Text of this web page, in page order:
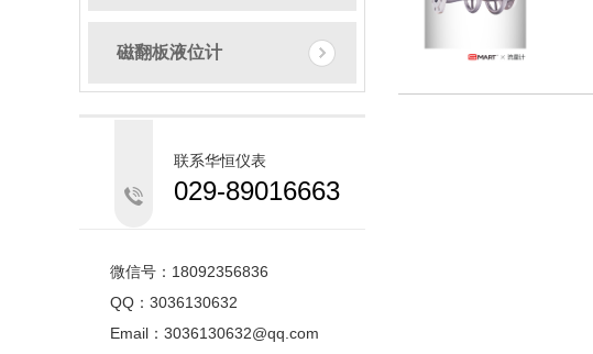
磁翻板液位计
联系华恒仪表
029-89016663
微信号：18092356836
QQ：3036130632
Email：3036130632@qq.com